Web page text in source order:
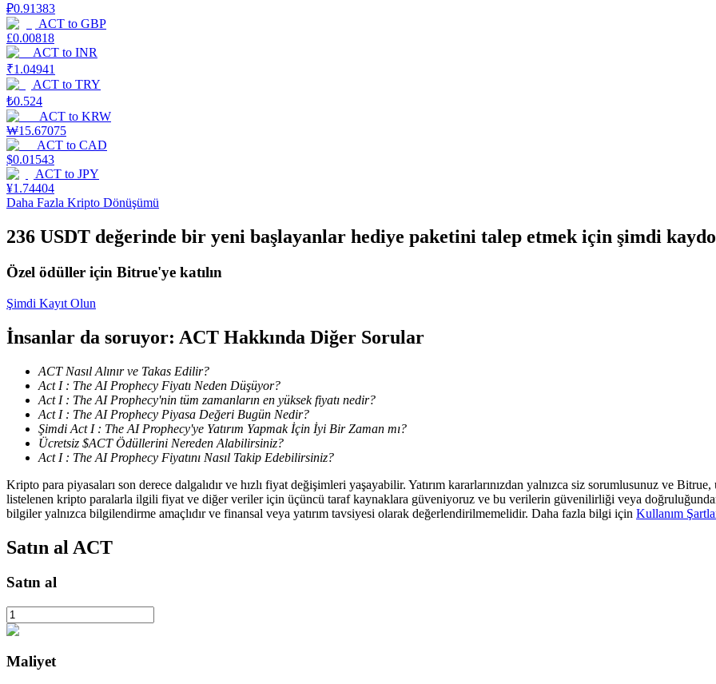
Kazan
Power Piggy
Staking
Yüksek getiri ve anında erişim
Launchpool
Popüler token'lar kazanmak için esnek staking
₽0.91383
ACT to GBP
£0.00818
ACT to INR
₹1.04941
ACT to TRY
₺0.524
ACT to KRW
₩15.67075
ACT to CAD
$0.01543
ACT to JPY
¥1.74404
Daha Fazla Kripto Dönüşümü
236 USDT değerinde bir yeni başlayanlar hediye paketini talep etmek için şimdi
Özel ödüller için Bitrue'ye katılın
Şimdi Kayıt Olun
İnsanlar da soruyor: ACT Hakkında Diğer Sorular
ACT Nasıl Alınır ve Takas Edilir?
Act I : The AI Prophecy Fiyatı Neden Düşüyor?
Act I : The AI Prophecy'nin tüm zamanların en yüksek fiyatı nedir?
Act I : The AI Prophecy Piyasa Değeri Bugün Nedir?
Şimdi Act I : The AI Prophecy'ye Yatırım Yapmak İçin İyi Bir Zaman mı?
Ücretsiz $ACT Ödüllerini Nereden Alabilirsiniz?
Act I : The AI Prophecy Fiyatını Nasıl Takip Edebilirsiniz?
Kripto para piyasaları son derece dalgalıdır ve hızlı fiyat değişimleri yaşayabilir. Yatırım kararlarınızdan yalnızca siz sorumlusunuz ve
listelenen kripto paralarla ilgili fiyat ve diğer veriler için üçüncü taraf kaynaklara güveniyoruz ve bu verilerin güvenilirliği veya
bilgiler yalnızca bilgilendirme amaçlıdır ve finansal veya yatırım tavsiyesi olarak değerlendirilmemelidir. Daha fazla bilgi için Kullanım
Satın al ACT
Satın al
Maliyet